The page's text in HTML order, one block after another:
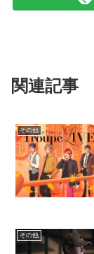
関連記事
その他
その他